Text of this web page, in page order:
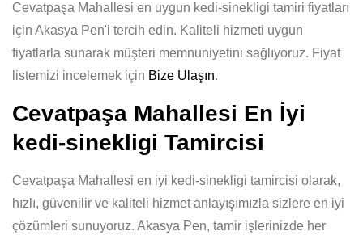
Cevatpaşa Mahallesi en uygun kedi-sinekligi tamiri fiyatları
için Akasya Pen'i tercih edin. Kaliteli hizmeti uygun
fiyatlarla sunarak müşteri memnuniyetini sağlıyoruz. Fiyat
listemizi incelemek için Bize Ulaşın.
Cevatpaşa Mahallesi En İyi
kedi-sinekligi Tamircisi
Cevatpaşa Mahallesi en iyi kedi-sinekligi tamircisi olarak,
hızlı, güvenilir ve kaliteli hizmet anlayışımızla sizlere en iyi
çözümleri sunuyoruz. Akasya Pen, tamir işlerinizde her